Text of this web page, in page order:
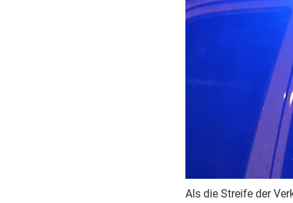
Als die Streife der